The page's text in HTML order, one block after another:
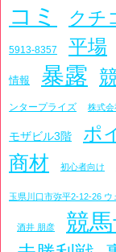
コミ
クチ
5913-8357 平場
情報 暴露
ンタープライズ 株式会
モザビル3階 ポ
商材
初心者向け
玉県川口市弥平2-12-26 ウ
酒井 朋彦 競